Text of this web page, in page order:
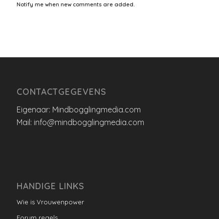
Notify me when new comments are added.
CONTACTGEGEVENS
Eigenaar: Mindbogglingmedia.com
Mail: info@mindbogglingmedia.com
HANDIGE LINKS
Wie is Vrouwenpower